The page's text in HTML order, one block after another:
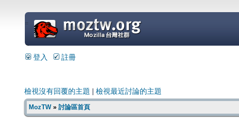
=
登入 註冊
檢視沒有回覆的主題 檢視最近討論的主題
MozTW» 討論區首頁